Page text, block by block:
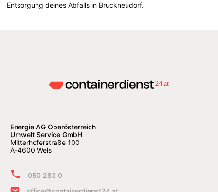
Entsorgung deines Abfalls in Bruckneudorf.
Energie AG Oberösterreich
Umwelt Service GmbH
Mitterhoferstraße 100
A-4600 Wels
050 283 0